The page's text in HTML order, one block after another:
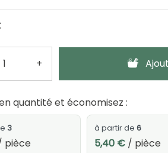
Quantité+
quantité et économisez :
3
pièce
à partir de 6
5,40 €/ pièce